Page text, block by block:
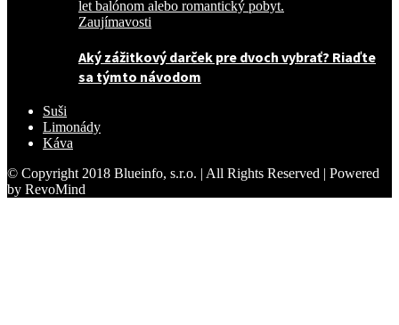
Zaujímavosti
Aký zážitkový darček pre dvoch vybrať? Riaďte
sa týmto návodom
Suši
Limonády
Káva
© Copyright 2018 Blueinfo, s.r.o. | All Rights Reserved | Powered
by RevoMind